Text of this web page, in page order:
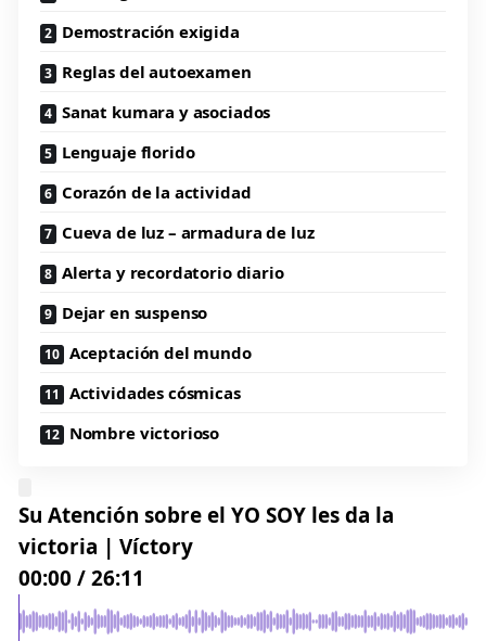
Demostración exigida
Reglas del autoexamen
Sanat kumara y asociados
Lenguaje florido
Corazón de la actividad
Cueva de luz – armadura de luz
Alerta y recordatorio diario
Dejar en suspenso
Aceptación del mundo
Actividades cósmicas
Nombre victorioso
Su Atención sobre el YO SOY les da la
victoria | Víctory
00:00 /26:11